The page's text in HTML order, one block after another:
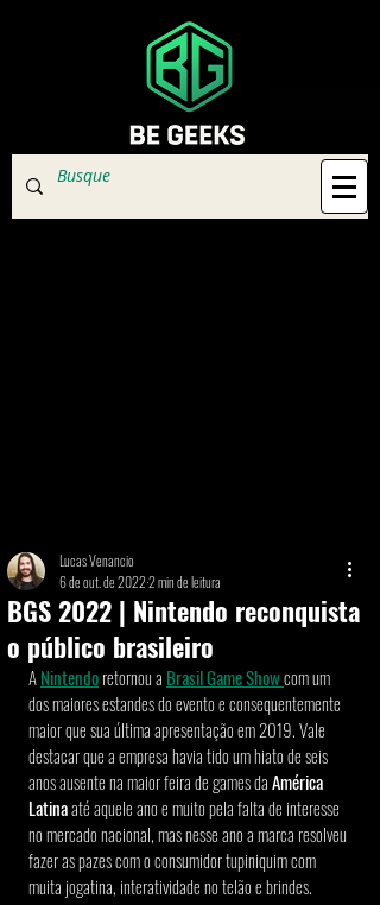
BGS 2022 | Nintendo reconquista
o público brasileiro
Lucas Venancio
6 de out. de 20222 min de leitura
A Nintendo retornou a Brasil Game Showcom um
dos maiores estandes do evento e consequentemente
maior que sua última apresentação em 2019. Vale
destacar que a empresa havia tido um hiato de seis
anos ausente na maior feira de games da América
Latina até aquele ano e muito pela falta de interesse
no mercado nacional, mas nesse ano a marca resolveu
fazer as pazes com o consumidor tupiniquim com
muita jogatina, interatividade no telão e brindes.